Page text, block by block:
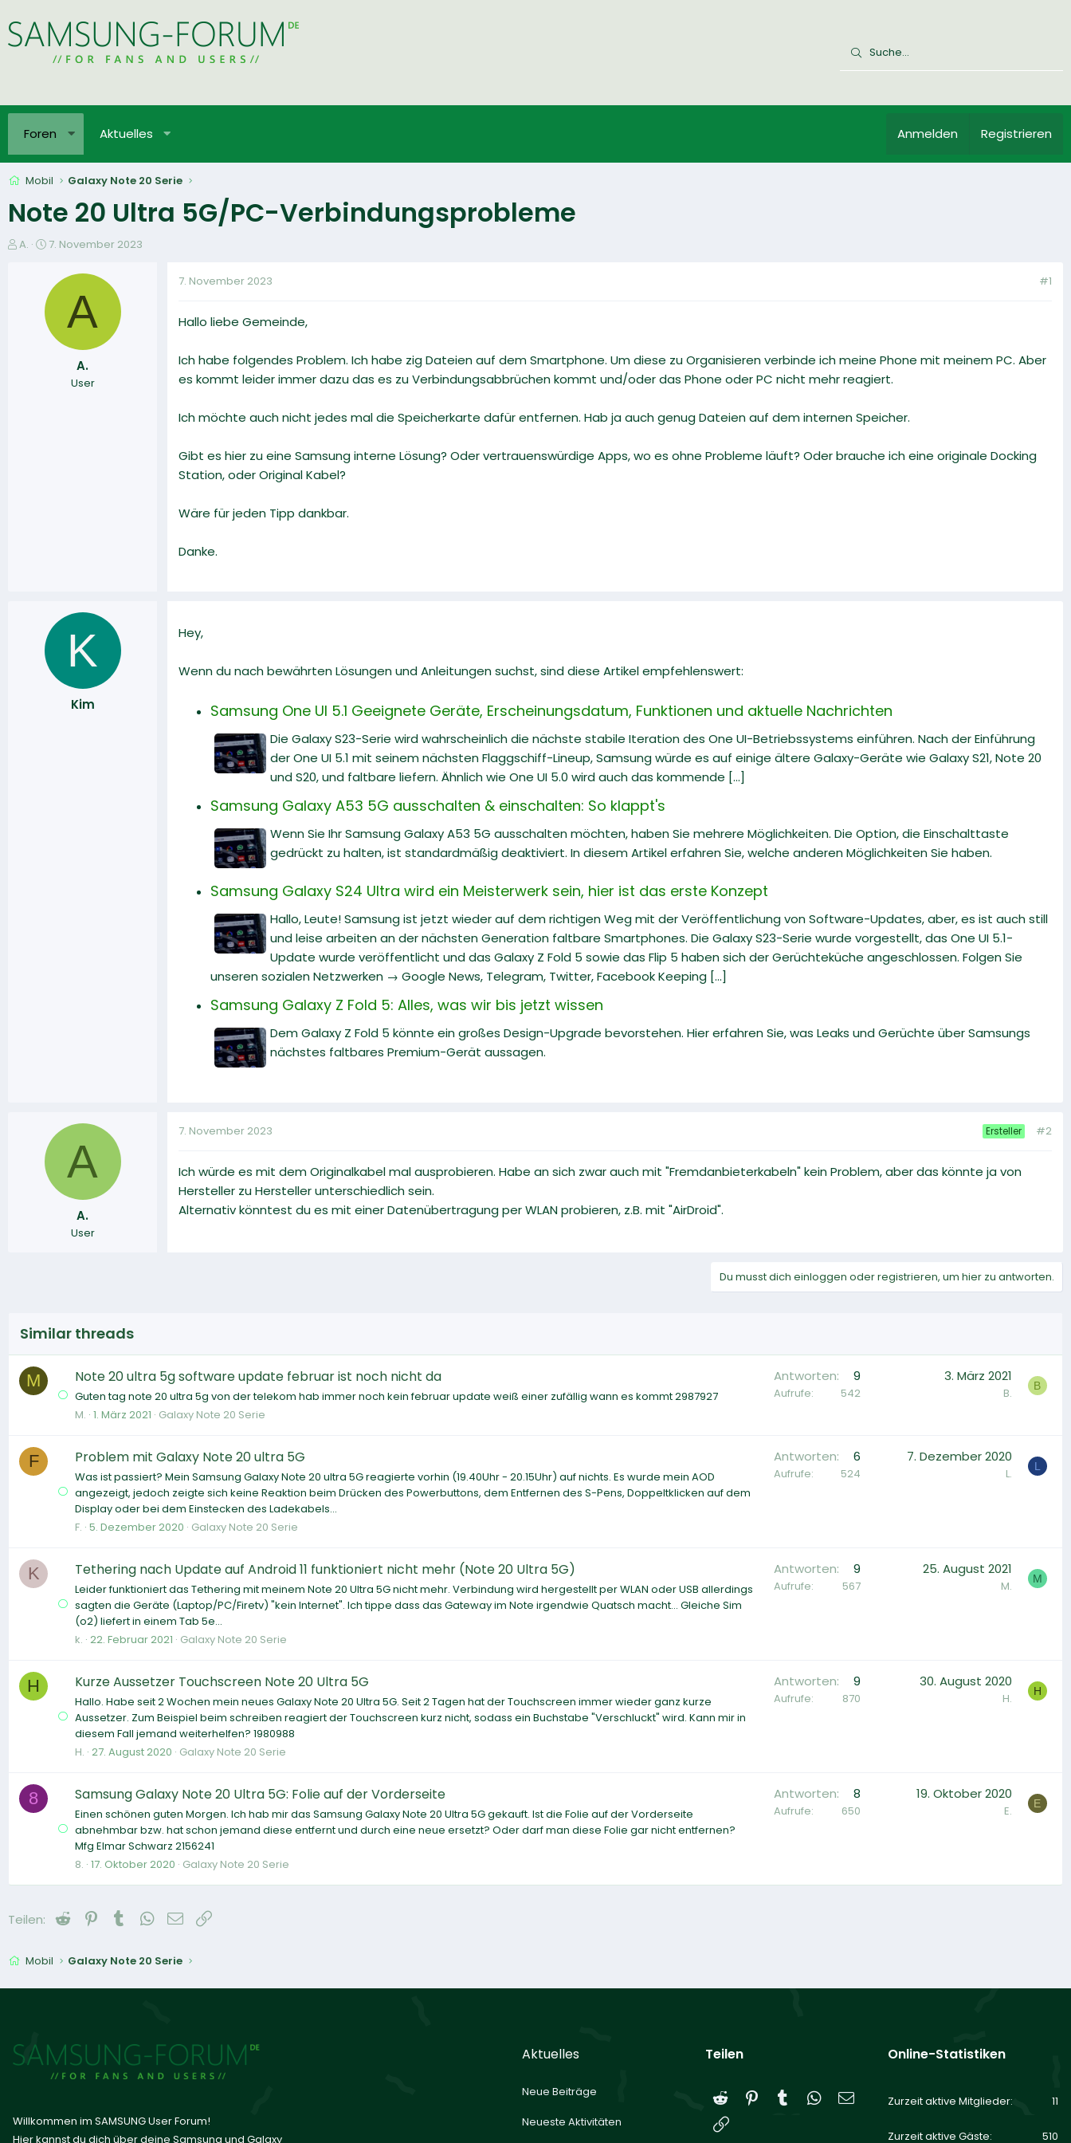
Foren Aktuelles Anmelden Registrieren
Mobil Galaxy Note 20 Serie
Note 20 Ultra 5G/PC-Verbindungsprobleme
E
A.
E
t
7. November 2023
A
A.
User
7. November 2023 #1
Hallo liebe Gemeinde,
Ich habe folgendes Problem. Ich habe zig Dateien auf dem Smartphone. Um diese zu Organisieren verbinde ich meine Phone mit meinem PC. Aber
es kommt leider immer dazu das es zu Verbindungsabbrüchen kommt und/oder das Phone oder PC nicht mehr reagiert.
Ich möchte auch nicht jedes mal die Speicherkarte dafür entfernen. Hab ja auch genug Dateien auf dem internen Speicher.
Gibt es hier zu eine Samsung interne Lösung? Oder vertrauenswürdige Apps, wo es ohne Probleme läuft? Oder brauche ich eine originale Docking
Station, oder Original Kabel?
Wäre für jeden Tipp dankbar.
Danke.
K
Kim
Hey,
Wenn du nach bewährten Lösungen und Anleitungen suchst, sind diese Artikel empfehlenswert:
Samsung One UI 5.1 Geeignete Geräte, Erscheinungsdatum, Funktionen und aktuelle Nachrichten
Die Galaxy S23-Serie wird wahrscheinlich die nächste stabile Iteration des One UI-Betriebssystems einführen. Nach der Einführung
der One UI 5.1 mit seinem nächsten Flaggschiff-Lineup, Samsung würde es auf einige ältere Galaxy-Geräte wie Galaxy S21, Note 20
und S20, und faltbare liefern. Ähnlich wie One UI 5.0 wird auch das kommende [...]
Samsung Galaxy A53 5G ausschalten & einschalten: So klappt's
Wenn Sie Ihr Samsung Galaxy A53 5G ausschalten möchten, haben Sie mehrere Möglichkeiten. Die Option, die Einschalttaste
gedrückt zu halten, ist standardmäßig deaktiviert. In diesem Artikel erfahren Sie, welche anderen Möglichkeiten Sie haben.
Samsung Galaxy S24 Ultra wird ein Meisterwerk sein, hier ist das erste Konzept
Hallo, Leute! Samsung ist jetzt wieder auf dem richtigen Weg mit der Veröffentlichung von Software-Updates, aber, es ist auch still
und leise arbeiten an der nächsten Generation faltbare Smartphones. Die Galaxy S23-Serie wurde vorgestellt, das One UI 5.1-
Update wurde veröffentlicht und das Galaxy Z Fold 5 sowie das Flip 5 haben sich der Gerüchteküche angeschlossen. Folgen Sie
unseren sozialen Netzwerken → Google News, Telegram, Twitter, Facebook Keeping [...]
Samsung Galaxy Z Fold 5: Alles, was wir bis jetzt wissen
Dem Galaxy Z Fold 5 könnte ein großes Design-Upgrade bevorstehen. Hier erfahren Sie, was Leaks und Gerüchte über Samsungs
nächstes faltbares Premium-Gerät aussagen.
A
A.
User
7. November 2023 Ersteller #2
Ich würde es mit dem Originalkabel mal ausprobieren. Habe an sich zwar auch mit "Fremdanbieterkabeln" kein Problem, aber das könnte ja von
Hersteller zu Hersteller unterschiedlich sein.
Alternativ könntest du es mit einer Datenübertragung per WLAN probieren, z.B. mit "AirDroid".
Du musst dich einloggen oder registrieren, um hier zu antworten.
Similar threads
M Note 20 ultra 5g software update februar ist noch nicht da
Guten tag note 20 ultra 5g von der telekom hab immer noch kein februar update weiß einer zufällig wann es kommt 2987927
M. 1. März 2021 Galaxy Note 20 Serie
Antworten 9
Aufrufe 542
3. März 2021
B. B
F Problem mit Galaxy Note 20 ultra 5G
Was ist passiert? Mein Samsung Galaxy Note 20 ultra 5G reagierte vorhin (19.40Uhr - 20.15Uhr) auf nichts. Es wurde mein AOD
angezeigt, jedoch zeigte sich keine Reaktion beim Drücken des Powerbuttons, dem Entfernen des S-Pens, Doppeltklicken auf dem
Display oder bei dem Einstecken des Ladekabels...
F. 5. Dezember 2020 Galaxy Note 20 Serie
Antworten 6
Aufrufe 524
7. Dezember 2020
L. L
K Tethering nach Update auf Android 11 funktioniert nicht mehr (Note 20 Ultra 5G)
Leider funktioniert das Tethering mit meinem Note 20 Ultra 5G nicht mehr. Verbindung wird hergestellt per WLAN oder USB allerdings
sagten die Geräte (Laptop/PC/Firetv) "kein Internet". Ich tippe dass das Gateway im Note irgendwie Quatsch macht... Gleiche Sim
(o2) liefert in einem Tab 5e...
k. 22. Februar 2021 Galaxy Note 20 Serie
Antworten 9
Aufrufe 567
25. August 2021
M. M
H Kurze Aussetzer Touchscreen Note 20 Ultra 5G
Hallo. Habe seit 2 Wochen mein neues Galaxy Note 20 Ultra 5G. Seit 2 Tagen hat der Touchscreen immer wieder ganz kurze
Aussetzer. Zum Beispiel beim schreiben reagiert der Touchscreen kurz nicht, sodass ein Buchstabe "Verschluckt" wird. Kann mir in
diesem Fall jemand weiterhelfen? 1980988
H. 27. August 2020 Galaxy Note 20 Serie
Antworten 9
Aufrufe 870
30. August 2020
H. H
8 Samsung Galaxy Note 20 Ultra 5G: Folie auf der Vorderseite
Einen schönen guten Morgen. Ich hab mir das Samsung Galaxy Note 20 Ultra 5G gekauft. Ist die Folie auf der Vorderseite
abnehmbar bzw. hat schon jemand diese entfernt und durch eine neue ersetzt? Oder darf man diese Folie gar nicht entfernen?
Mfg Elmar Schwarz 2156241
8. 17. Oktober 2020 Galaxy Note 20 Serie
Antworten 8
Aufrufe 650
19. Oktober 2020
E. E
Teilen: Reddit PinterestTumblrWhatsApp
E-Mail
Mobil Galaxy Note 20 Serie
Willkommen im SAMSUNG User Forum!
Hier kannst du dich über deine Samsung und Galaxy
Aktuelles
Neue Beiträge
Neueste Aktivitäten
Teilen
Reddit Pinterest
Tumblr WhatsApp
E-Mail
Online-Statistiken
Zurzeit aktive Mitglieder 11
Zurzeit aktive Gäste 510